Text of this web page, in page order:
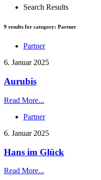
Search Results
9 results for category: Partner
Partner
6. Januar 2025
Aurubis
Read More...
Partner
6. Januar 2025
Hans im Glück
Read More...